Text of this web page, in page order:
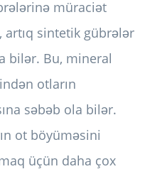
müraciət
sintetik gübrələr
bilər. Bu, mineral
otların
səbəb ola bilər.
ot böyüməsini
üçün daha çox